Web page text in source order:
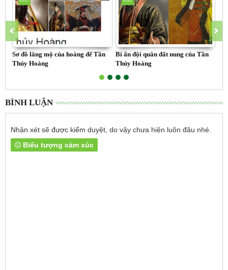
Sơ đồ lăng mộ của hoàng đế Tần
Thủy Hoàng
Bí ẩn đội quân đất nung của Tần
Thủy Hoàng
BÌNH LUẬN
Nhận xét sẽ được kiểm duyệt, do vậy chưa hiện luôn đâu nhé.
Biểu tượng cảm xúc